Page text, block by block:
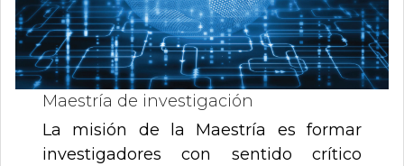
las
Comunicaciones
registros
Anterior
Siguiente
Maestría de investigación
La misión de la Maestría es formar
investigadores con sentido crítico